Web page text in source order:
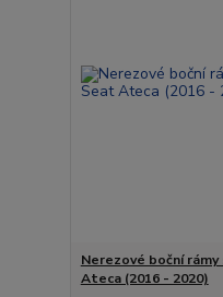
Nerezové boční
Ateca (2016 - 2020)